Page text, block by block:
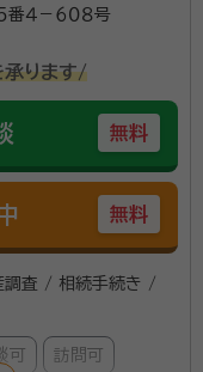
売却など、すべてが
手続きするから大丈
ような人をたくさん
４－６０８号
承ります/
無料
無料
査 / 相続手続き /
可 訪問可